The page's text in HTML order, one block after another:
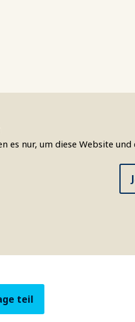
nur, um diese Website und
teil